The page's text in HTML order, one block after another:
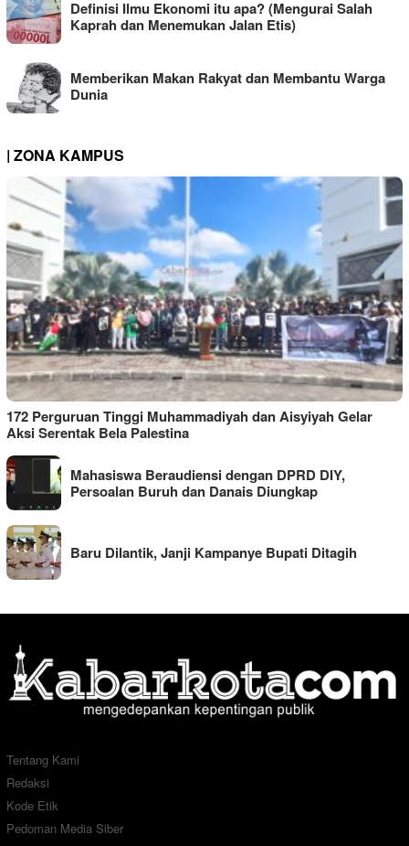
Definisi Ilmu Ekonomi itu apa? (Mengurai Salah
Kaprah dan Menemukan Jalan Etis)
Memberikan Makan Rakyat dan Membantu Warga
Dunia
| ZONA KAMPUS
172 Perguruan Tinggi Muhammadiyah dan Aisyiyah Gelar
Aksi Serentak Bela Palestina
Mahasiswa Beraudiensi dengan DPRD DIY,
Persoalan Buruh dan Danais Diungkap
Baru Dilantik, Janji Kampanye Bupati Ditagih
Tentang Kami
Redaksi
Kode Etik
Pedoman Media Siber